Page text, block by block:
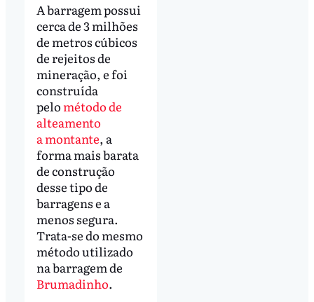
A barragem possui
cerca de 3 milhões
de metros cúbicos
de rejeitos de
mineração, e foi
construída
pelo método de
alteamento
a montante, a
forma mais barata
de construção
desse tipo de
barragens e a
menos segura.
Trata-se do mesmo
método utilizado
na barragem de
Brumadinho.